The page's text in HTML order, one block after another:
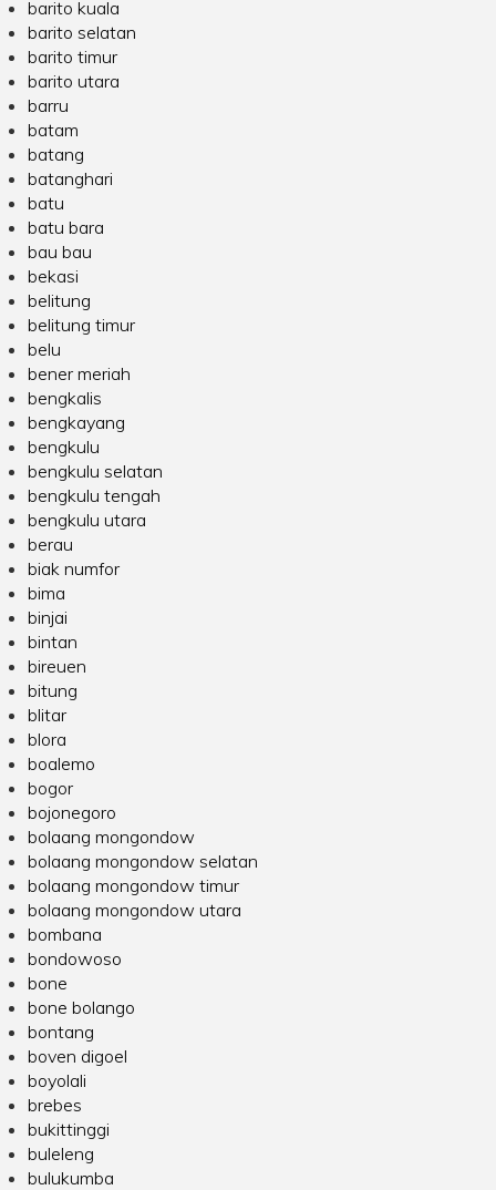
barito kuala
barito selatan
barito timur
barito utara
barru
batam
batang
batanghari
batu
batu bara
bau bau
bekasi
belitung
belitung timur
belu
bener meriah
bengkalis
bengkayang
bengkulu
bengkulu selatan
bengkulu tengah
bengkulu utara
berau
biak numfor
bima
binjai
bintan
bireuen
bitung
blitar
blora
boalemo
bogor
bojonegoro
bolaang mongondow
bolaang mongondow selatan
bolaang mongondow timur
bolaang mongondow utara
bombana
bondowoso
bone
bone bolango
bontang
boven digoel
boyolali
brebes
bukittinggi
buleleng
bulukumba